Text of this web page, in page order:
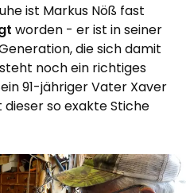
ist Markus Nöß fast
worden - er ist in seiner
die sich damit
noch ein richtiges
91-jähriger Vater Xaver
dieser so exakte Stiche